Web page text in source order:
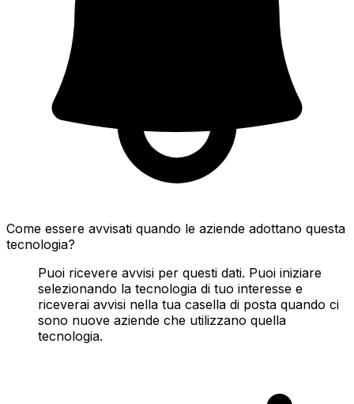
Come essere avvisati quando le aziende adottano questa
tecnologia?
Puoi ricevere avvisi per questi dati. Puoi iniziare
selezionando la tecnologia di tuo interesse e
riceverai avvisi nella tua casella di posta quando ci
sono nuove aziende che utilizzano quella
tecnologia.